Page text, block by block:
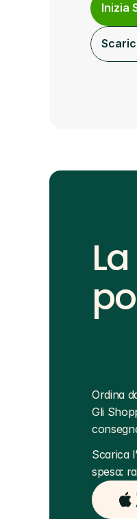
Inizia
Ordina
Gli
Scarica
spesa: